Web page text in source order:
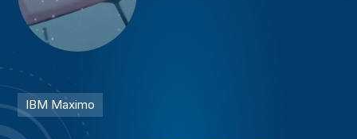
IBM Maximo